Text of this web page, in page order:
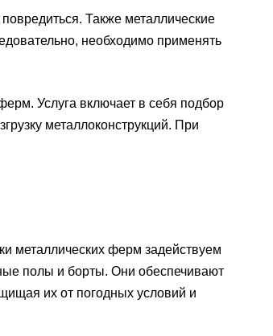
Также металлические
необходимо применять
Услуга включает в себя подбор
металлоконструкций. При
металлических ферм задействуем
полы и борты. Они обеспечивают
их от погодных условий и